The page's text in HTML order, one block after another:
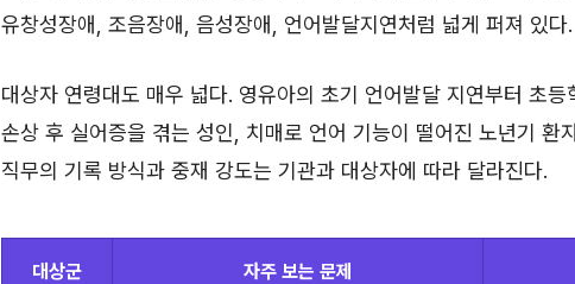
유창성장애, 조음장애, 음성장애, 언어발달지연처럼 넓게 퍼져 있다.
대상자 연령대도 매우 넓다. 영유아의 초기 언어발달 지연부터 초등
손상 후 실어증을 겪는 성인, 치매로 언어 기능이 떨어진 노년기 환
직무의 기록 방식과 중재 강도는 기관과 대상자에 따라 달라진다.
대상군 자주 보는 문제